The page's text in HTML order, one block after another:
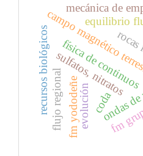
ondas
campo magnético
equilibrio
física de continuos
sulfatos, nitratos
fm yododeñe fm
coda
mecánica de
evolución
recursos biológicosflujo regional